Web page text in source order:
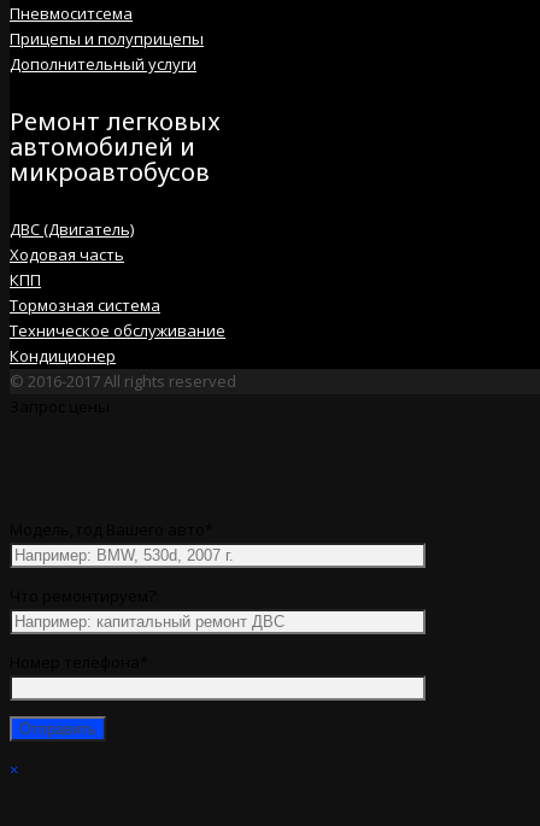
Пневмоситсема
Прицепы и полуприцепы
Дополнительный услуги
Ремонт легковых
автомобилей и
микроавтобусов
ДВС (Двигатель)
Ходовая часть
КПП
Тормозная система
Техническое обслуживание
Кондиционер
© 2016-2017 All rights reserved
×